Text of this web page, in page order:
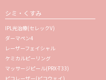
シミ・くすみ
IPL光治療(セレックV)
ダーマペン4
レーザーフェイシャル
ケミカルピーリング
マッサージピール(PRX-T33)
ピコレーザー(ピコウェイ)